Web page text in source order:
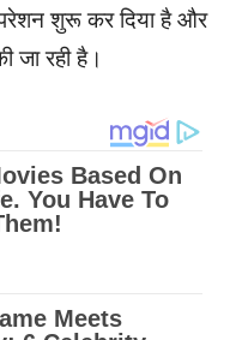
शुरू कर दिया है और
जा रही है।